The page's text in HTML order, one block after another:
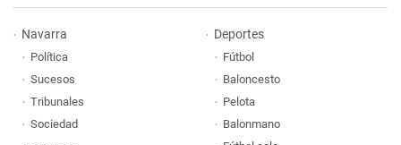
Navarra
Política
Sucesos
Tribunales
Sociedad
Deportes
Fútbol
Baloncesto
Pelota
Balonmano